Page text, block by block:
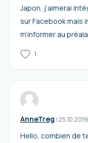
Japon, j’aimerai
sur Facebook mais
m’informer au
1
AnneTreg I25.10.2019
Hello, combien de